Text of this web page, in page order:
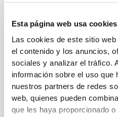
Esta página web usa cookies
Las cookies de este sitio
el contenido y los anuncios,
sociales y analizar el tráfico.
información sobre el uso que
nuestros partners de redes
web, quienes pueden
que les haya proporcionado
€10.99
Shaker X
€14.99
Shaker Stratos
Información y cuidados